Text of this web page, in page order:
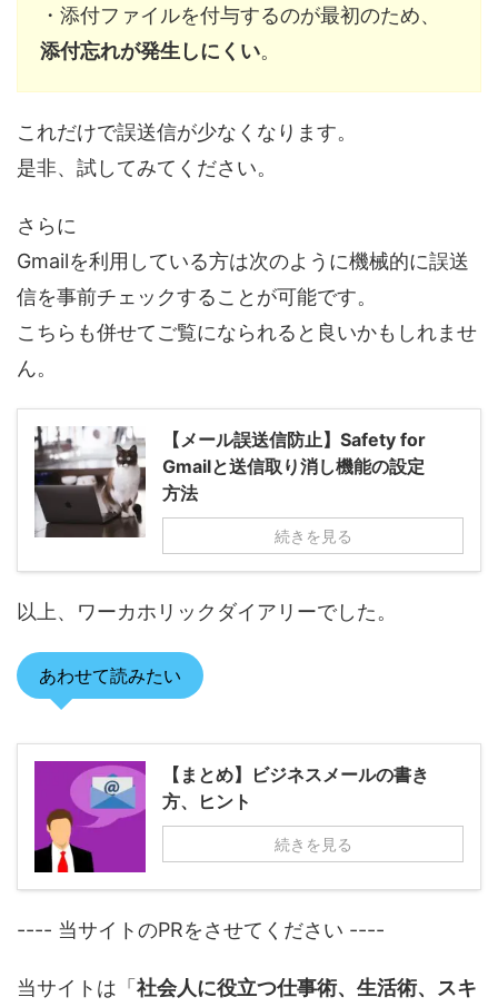
・添付ファイルを付与するのが最初のため、
添付忘れが発生しにくい。
これだけで誤送信が少なくなります。
是非、試してみてください。
さらに
Gmailを利用している方は次のように機械的に誤送
信を事前チェックすることが可能です。
こちらも併せてご覧になられると良いかもしれませ
ん。
【メール誤送信防止】Safety for
Gmailと送信取り消し機能の設定
方法
続きを見る
以上、ワーカホリックダイアリーでした。
あわせて読みたい
【まとめ】ビジネスメールの書き
方、ヒント
続きを見る
---- 当サイトのPRをさせてください ----
当サイトは「 社会人に役立つ仕事術、生活術、スキ